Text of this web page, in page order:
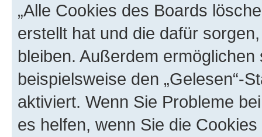
„Alle Cookies des Boards
erstellt hat und die dafür
bleiben. Außerdem
beispielsweise den „Gelesen“-
aktiviert. Wenn Sie Probleme
es helfen, wenn Sie die